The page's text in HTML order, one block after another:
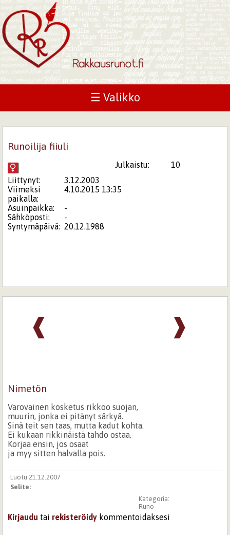
☰ Valikko
Runoilija fiiuli
Julkaistu:
10
Liittynyt:
3.12.2003
Viimeksi
paikalla:
4.10.2015 13:35
Asuinpaikka:
-
Sähköposti:
-
Syntymäpäivä: 20.12.1988
❱
❰
Nimetön
Varovainen kosketus rikkoo suojan,
muurin, jonka ei pitänyt särkyä.
Sinä teit sen taas, mutta kadut kohta.
Ei kukaan rikkinäistä tahdo ostaa.
Korjaa ensin, jos osaat
ja myy sitten halvalla pois.
Luotu 21.12.2007
Selite:
Kategoria:
Runo
Kirjaudu tai rekisteröidy kommentoidaksesi